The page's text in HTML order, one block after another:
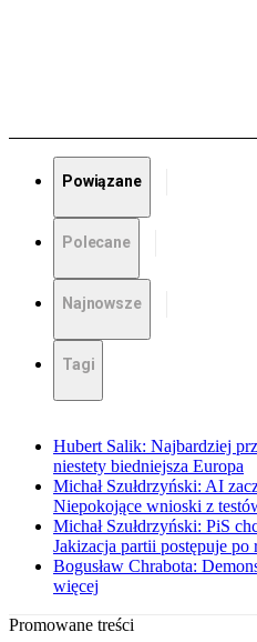
Powiązane
Polecane
Najnowsze
Tagi
Hubert Salik: Najbardziej
niestety biedniejsza Europa
Michał Szułdrzyński: AI
Niepokojące wnioski z
Michał Szułdrzyński: PiS
Jakizacja partii postępuje po
Bogusław Chrabota:
więcej
Promowane treści